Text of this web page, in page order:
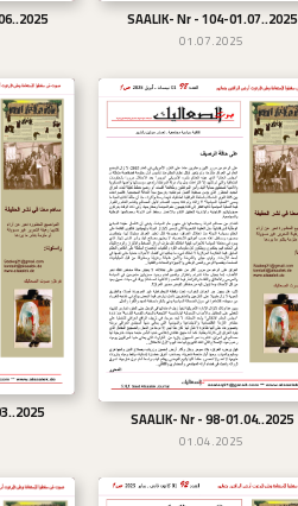
تحميل
SAALIK- Nr - 104-01.07..2025
01.07.2025
تحميل
SAALIK- Nr - 98-01.04..2025
01.04.2025